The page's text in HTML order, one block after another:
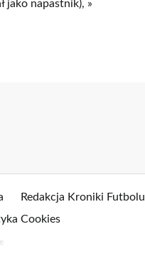
jako napastnik), »
Redakcja Kroniki Futbolu
Cookies